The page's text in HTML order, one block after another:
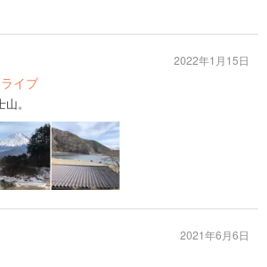
イブ
。
2022年1月15日
2021年6月6日